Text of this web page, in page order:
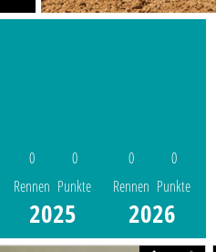
0
Rennen
0
Punkte
2025
0
Rennen
0
Punkte
2026